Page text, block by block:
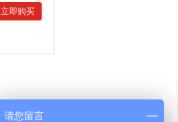
立即购买
请您留言